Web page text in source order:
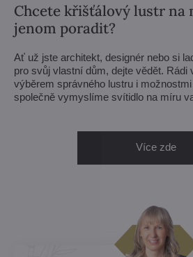
Chcete křišťálový lustr na
jenom poradit?
Ať už jste architekt, designér nebo si
pro svůj vlastní dům, dejte vědět. Rádi
výběrem správného lustru i
společně vymyslíme svítidlo na míru
Více zde